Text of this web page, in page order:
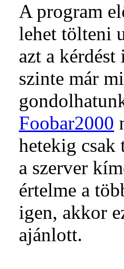
A program
lehet tölteni
azt a
szinte már
Foobar2000
hetekig
a szerver
értelme a
igen, akkor
ajánlott.